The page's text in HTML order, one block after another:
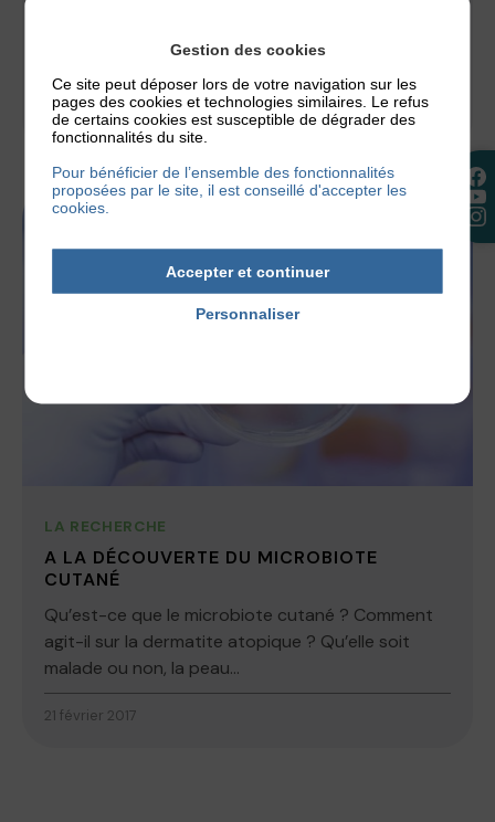
parle très souvent de probiotiques et de
28 février 2017
LA RECHERCHE
A LA DÉCOUVERTE DU MICROBIOTE
CUTANÉ
Qu’est-ce que le microbiote cutané ? Comment
agit-il sur la dermatite atopique ? Qu’elle soit
malade ou non, la peau...
21 février 2017
Gestion des cookies
Ce site peut déposer lors de votre navigation sur les
pages des cookies et technologies similaires. Le refus
de certains cookies est susceptible de dégrader des
fonctionnalités du site.
Pour bénéficier de l’ensemble des fonctionnalités
proposées par le site, il est conseillé d'accepter les
cookies.
Accepter et continuer
Personnaliser